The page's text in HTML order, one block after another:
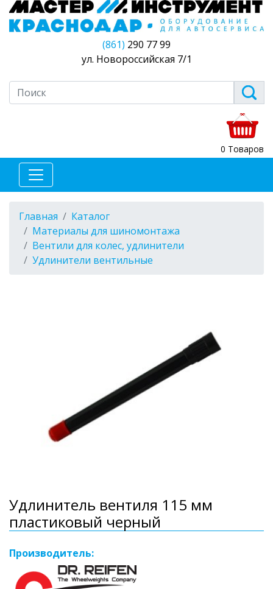
(861) 290 77 99
ул. Новороссийская 7/1
0 Товаров
Главная
Каталог
Материалы для шиномонтажа
Вентили для колес, удлинители
Удлинители вентильные
Удлинитель вентиля 115 мм
пластиковый черный
Производитель: